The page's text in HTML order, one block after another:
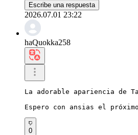
Escribe una respuesta
2026.07.01 23:22
haQuokka258
La adorable apariencia de
Espero con ansias el
0